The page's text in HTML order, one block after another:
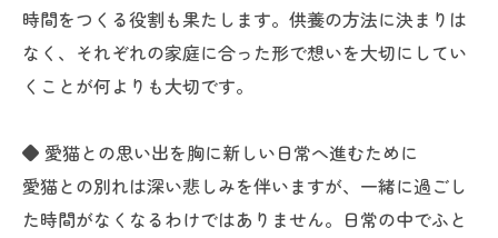
時間をつくる役割も果たします。供養の方法に決まりは
なく、それぞれの家庭に合った形で想いを大切にしてい
くことが何よりも大切です。
◆ 愛猫との思い出を胸に新しい日常へ進むために
愛猫との別れは深い悲しみを伴いますが、一緒に過ごし
た時間がなくなるわけではありません。日常の中でふと